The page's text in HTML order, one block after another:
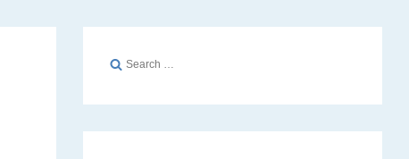
Search